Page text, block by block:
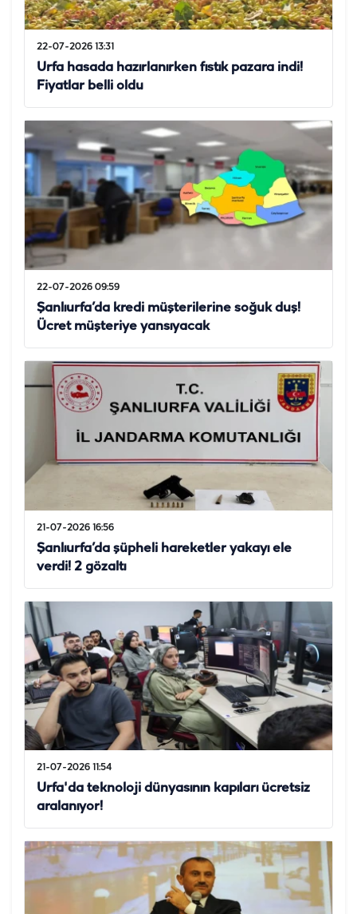
22-07-2026 13:31
Urfa hasada hazırlanırken fıstık pazara indi!
Fiyatlar belli oldu
22-07-2026 09:59
Şanlıurfa’da kredi müşterilerine soğuk duş!
Ücret müşteriye yansıyacak
21-07-2026 16:56
Şanlıurfa’da şüpheli hareketler yakayı ele
verdi! 2 gözaltı
21-07-2026 11:54
Urfa'da teknoloji dünyasının kapıları ücretsiz
aralanıyor!